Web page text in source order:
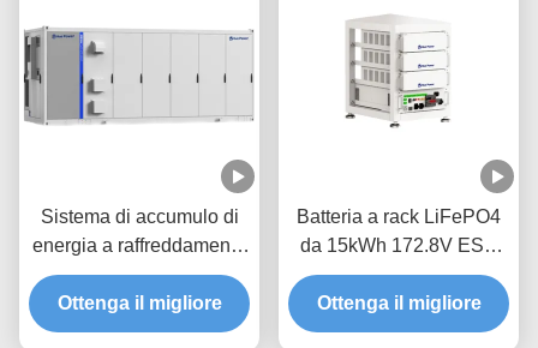
Sistema di accumulo di
energia a raffreddamento
liquido Hua Power
HC5010L 5015.96kWh
LiFePO4
Ottenga il migliore
Batteria a rack LiFePO4
da 15kWh 172.8V ESS
commerciale per casa e
ufficio
Ottenga il migliore